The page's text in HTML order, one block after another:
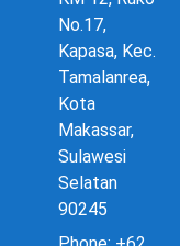
No.17,
Kapasa, Kec.
Tamalanrea,
Kota
Makassar,
Sulawesi
Selatan
90245